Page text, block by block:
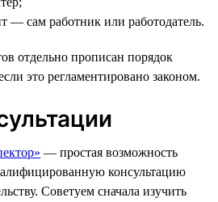
— сам работник или работодатель.
отдельно прописан порядок
это регламентировано законом.
— простая возможность
консультацию
Советуем сначала изучить